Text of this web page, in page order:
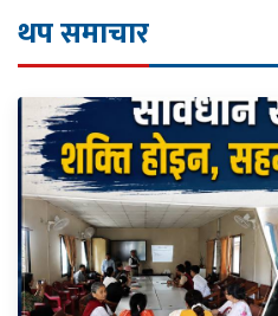
थप समाचार